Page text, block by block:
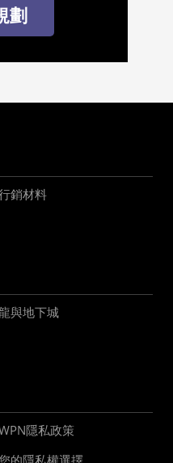
劃
銷材料
與地下城
隱私政策
的隱私權選擇